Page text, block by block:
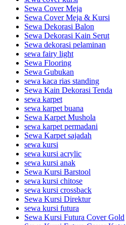
Sewa Cover Meja
Sewa Cover Meja & Kursi
Sewa Dekorasi Balon
Sewa Dekorasi Kain Serut
Sewa dekorasi pelaminan
sewa fairy light
Sewa Flooring
Sewa Gubukan
sewa kaca rias standing
Sewa Kain Dekorasi Tenda
sewa karpet
sewa karpet buana
Sewa Karpet Mushola
sewa karpet permadani
Sewa Karpet sajadah
sewa kursi
sewa kursi acrylic
sewa kursi anak
Sewa Kursi Barstool
sewa kursi chitose
sewa kursi crossback
Sewa Kursi Direktur
sewa kursi futura
Sewa Kursi Futura Cover Gold